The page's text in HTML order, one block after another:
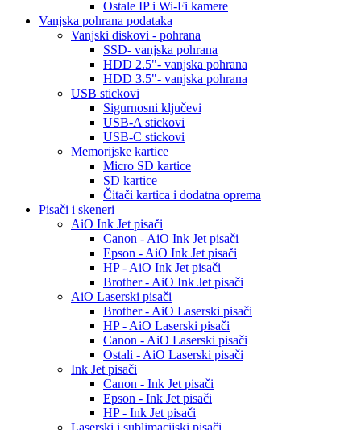
Ostale IP i Wi-Fi kamere
Vanjska pohrana podataka
Vanjski diskovi - pohrana
SSD- vanjska pohrana
HDD 2.5"- vanjska pohrana
HDD 3.5"- vanjska pohrana
USB stickovi
Sigurnosni ključevi
USB-A stickovi
USB-C stickovi
Memorijske kartice
Micro SD kartice
SD kartice
Čitači kartica i dodatna oprema
Pisači i skeneri
AiO Ink Jet pisači
Canon - AiO Ink Jet pisači
Epson - AiO Ink Jet pisači
HP - AiO Ink Jet pisači
Brother - AiO Ink Jet pisači
AiO Laserski pisači
Brother - AiO Laserski pisači
HP - AiO Laserski pisači
Canon - AiO Laserski pisači
Ostali - AiO Laserski pisači
Ink Jet pisači
Canon - Ink Jet pisači
Epson - Ink Jet pisači
HP - Ink Jet pisači
Laserski i sublimacijski pisači